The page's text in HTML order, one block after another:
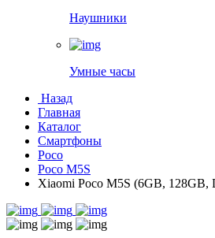
Наушники
Умные часы
Назад
Главная
Каталог
Смартфоны
Poco
Poco M5S
Xiaomi Poco M5S (6GB, 128GB,